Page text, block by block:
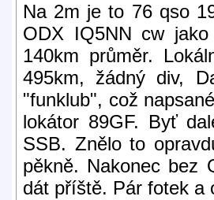
Na 2m je to 76 qso
ODX IQ5NN cw
140km průměr.
495km, žádný div,
"funklub", což
lokátor 89GF. Byť
SSB. Znělo to
pěkně. Nakonec bez
dát příště. Pár fotek a